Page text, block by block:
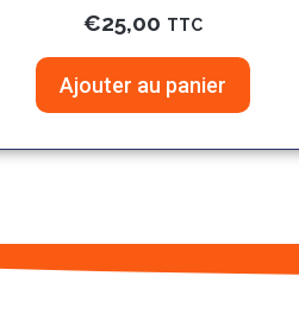
€25,00 TTC
Ajouter au panier